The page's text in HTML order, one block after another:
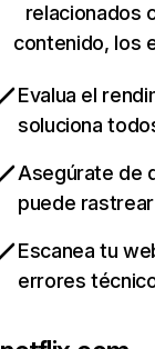
relacionados
contenido, los
Evalua el
soluciona
Asegúrate de
puede
Escanea tu
errores